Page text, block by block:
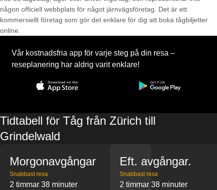
någon officiell webbplats för något järnvägsföretag. Det är ett
kommersiellt företag som gör det enklare för dig att boka tågbiljetter
online.
Vår kostnadsfria app för varje steg på din resa –
reseplanering har aldrig varit enklare!
Tidtabell för Tåg från Zürich till
Grindelwald
Morgonavgångar
Snabbast resa
2 timmar 38 minuter
Eft. avgångar.
Snabbast resa
2 timmar 38 minuter